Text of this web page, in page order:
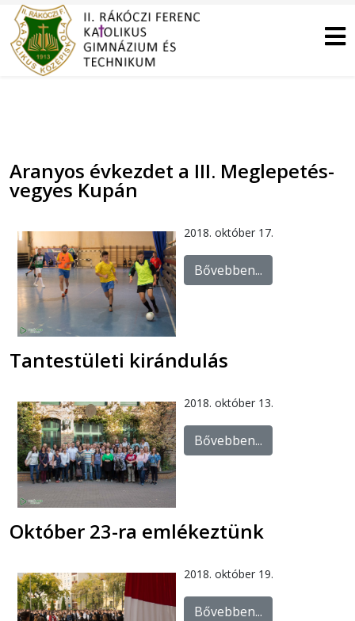
Aranyos évkezdet a III. Meglepetés-
vegyes Kupán
2018. október 17.
Bővebben...
Tantestületi kirándulás
2018. október 13.
Bővebben...
Október 23-ra emlékeztünk
2018. október 19.
Bővebben...